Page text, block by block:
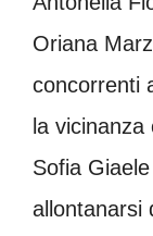
Oriana
concorrenti
la
Sofia
allontanarsi